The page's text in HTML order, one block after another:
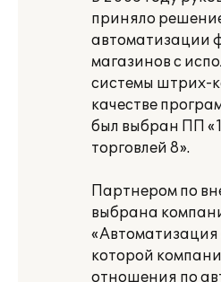
приняло
автоматизации
магазинов с
системы штрих-
качестве
был выбран ПП
торговлей 8».
Партнером по
выбрана
«Автоматизация
которой
отношения по